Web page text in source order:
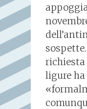
ligure